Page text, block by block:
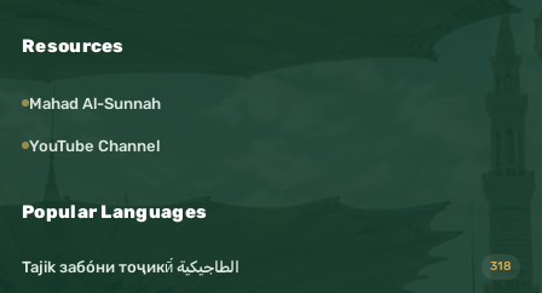
Resources
Mahad Al-Sunnah
YouTube Channel
Popular Languages
Tajik забо́ни тоҷикӣ́ الطاجيكية 318